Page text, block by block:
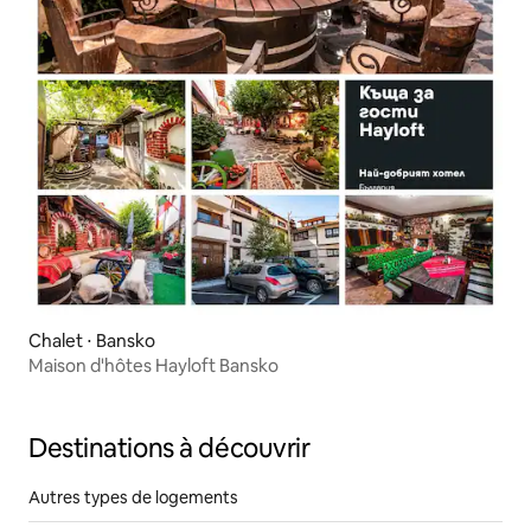
Chalet ⋅ Bansko
Maison d'hôtes Hayloft Bansko
Destinations à découvrir
Autres types de logements